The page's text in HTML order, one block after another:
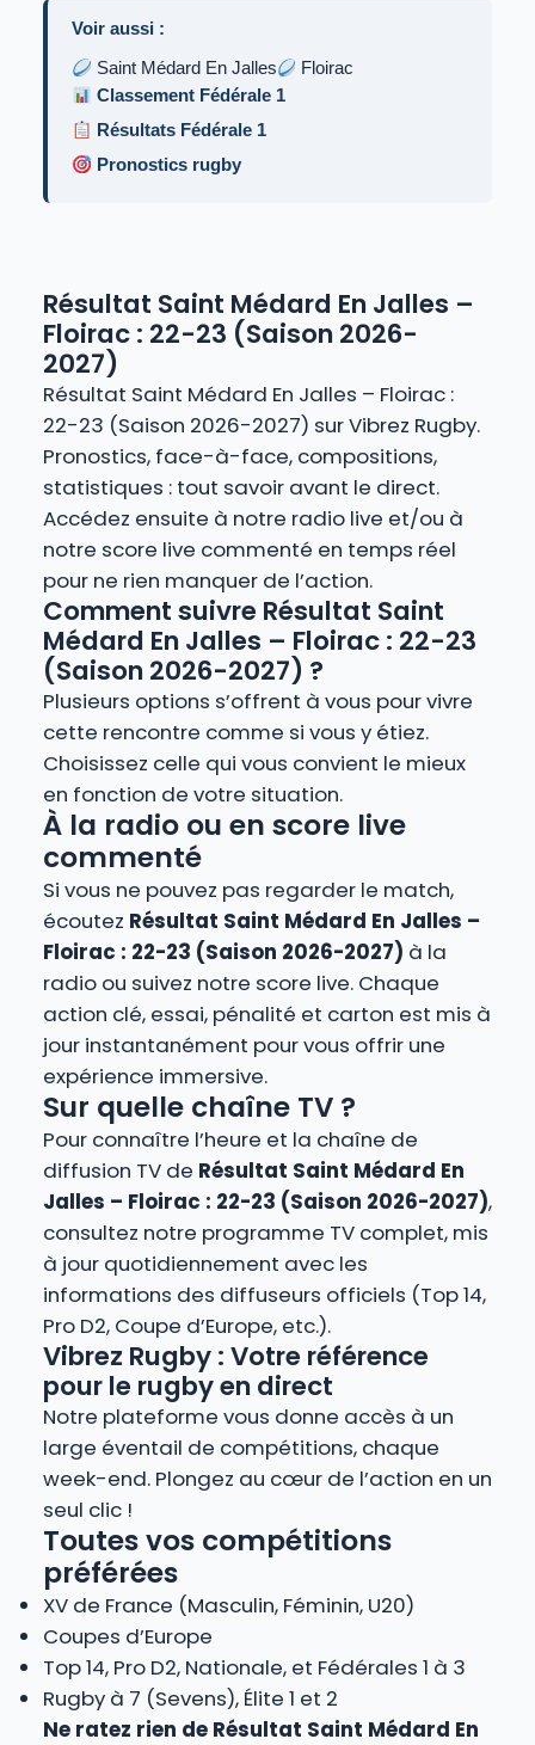
Voir aussi :
Saint Médard En Jalles
Floirac
Classement Fédérale 1
Résultats Fédérale 1
Pronostics rugby
Résultat Saint Médard En Jalles –
Floirac : 22-23 (Saison 2026-
2027)
Résultat Saint Médard En Jalles – Floirac :
22-23 (Saison 2026-2027) sur Vibrez Rugby.
Pronostics, face-à-face, compositions,
statistiques : tout savoir avant le direct.
Accédez ensuite à notre radio live et/ou à
notre score live commenté en temps réel
pour ne rien manquer de l’action.
Comment suivre Résultat Saint
Médard En Jalles – Floirac : 22-23
(Saison 2026-2027) ?
Plusieurs options s’offrent à vous pour vivre
cette rencontre comme si vous y étiez.
Choisissez celle qui vous convient le mieux
en fonction de votre situation.
À la radio ou en score live
commenté
Si vous ne pouvez pas regarder le match,
écoutez Résultat Saint Médard En Jalles –
Floirac : 22-23 (Saison 2026-2027) à la
radio ou suivez notre score live. Chaque
action clé, essai, pénalité et carton est mis à
jour instantanément pour vous offrir une
expérience immersive.
Sur quelle chaîne TV ?
Pour connaître l’heure et la chaîne de
diffusion TV de Résultat Saint Médard En
Jalles – Floirac : 22-23 (Saison 2026-2027),
consultez notre programme TV complet, mis
à jour quotidiennement avec les
informations des diffuseurs officiels (Top 14,
Pro D2, Coupe d’Europe, etc.).
Vibrez Rugby : Votre référence
pour le rugby en direct
Notre plateforme vous donne accès à un
large éventail de compétitions, chaque
week-end. Plongez au cœur de l’action en un
seul clic !
Toutes vos compétitions
préférées
XV de France (Masculin, Féminin, U20)
Coupes d’Europe
Top 14, Pro D2, Nationale, et Fédérales 1 à 3
Rugby à 7 (Sevens), Élite 1 et 2
Ne ratez rien de Résultat Saint Médard En